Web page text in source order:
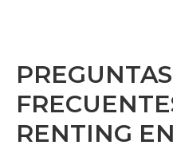
PREGUNTAS
RENTING